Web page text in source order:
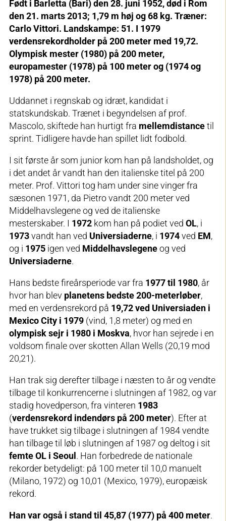
Født i Barletta (Bari) den 28. juni 1952, død i Rom
den 21. marts 2013; 1,79 m høj og 68 kg. Træner:
Carlo Vittori. Landskampe: 51. I 1979
verdensrekordholder på 200 meter med 19,72.
Olympisk mester (1980) på 200 meter,
europamester (1978) på 100 meter og (1974 og
1978) på 200 meter.
Uddannet i regnskab og idræt, kandidat i
statskundskab. Trænet i begyndelsen af prof.
Mascolo, skiftede han hurtigt fra mellemdistancetil
sprint. Tidligere havde han spillet lidt fodbold.
I sit første år som junior kom han på landsholdet, og
i det andet år vandt han den italienske titel på 200
meter. Prof. Vittori tog ham under sine vinger fra
sæsonen 1971, da Pietro vandt 200 meter ved
Middelhavslegene og ved de italienske
mesterskaber. I 1972 kom han på podiet ved OL, i
1973vandt han ved Universiaderne, i 1974ved EM,
og i 1975 igen ved Middelhavslegeneog ved
Universiaderne.
Hans bedste fireårsperiode var fra 1977 til 1980, år
hvor han blev planetens bedste 200-meterløber,
med en verdensrekord på 19,72 ved Universiaden i
Mexico City i 1979 (vind, 1,8 meter) og med en
olympisk sejr i 1980 i Moskva, hvor han sejrede i en
voldsom finale over skotten Allan Wells (20,19 mod
20,21).
Han trak sig derefter tilbage i næsten to år og vendte
tilbage til konkurrencerne i slutningen af 1982, og var
stadig hovedperson, fra vinteren 1983
(verdensrekord indendørs på 200 meter). Efter at
have trukket sig tilbage i slutningen af 1984 vendte
han tilbage til løb i slutningen af 1987 og deltog i sit
femte OL i Seoul . Han forbedrede de nationale
rekorder betydeligt: på 100 meter til 10,0 manuelt
(Milano, 1972) og 10,01 (Mexico, 1979), europæisk
rekord.
Han var også i stand til 45,87 (1977) på 400 meter.